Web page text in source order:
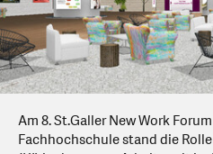
Am 8. St.Galler New Work
Fachhochschule stand die